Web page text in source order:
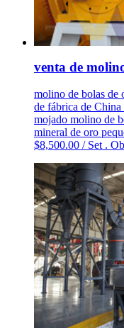
venta de
molino de bolas de
de fábrica de
mojado molino de
mineral de oro
$8,500.00 / Set .